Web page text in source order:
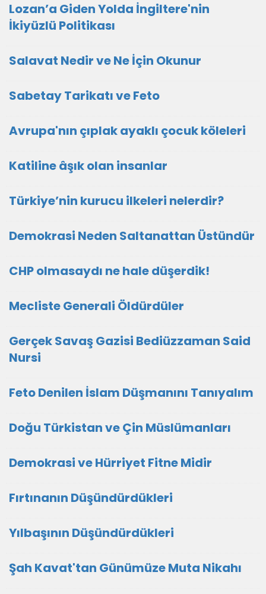
Lozan’a Giden Yolda İngiltere'nin
İkiyüzlü Politikası
Salavat Nedir ve Ne İçin Okunur
Sabetay Tarikatı ve Feto
Avrupa'nın çıplak ayaklı çocuk köleleri
Katiline âşık olan insanlar
Türkiye’nin kurucu ilkeleri nelerdir?
Demokrasi Neden Saltanattan Üstündür
CHP olmasaydı ne hale düşerdik!
Mecliste Generali Öldürdüler
Gerçek Savaş Gazisi Bediüzzaman Said
Nursi
Feto Denilen İslam Düşmanını Tanıyalım
Doğu Türkistan ve Çin Müslümanları
Demokrasi ve Hürriyet Fitne Midir
Fırtınanın Düşündürdükleri
Yılbaşının Düşündürdükleri
Şah Kavat'tan Günümüze Muta Nikahı